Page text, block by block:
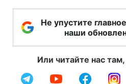
Не упустите
наши
Или читайте нас